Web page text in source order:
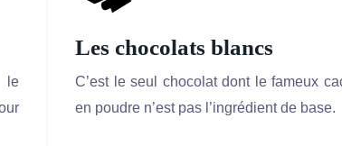
le
Les chocolats blancs
C’est le seul chocolat dont le fameux
en poudre n’est pas l’ingrédient de base.